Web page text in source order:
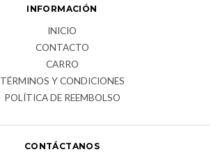
INFORMACIÓN
INICIO
CONTACTO
CARRO
TÉRMINOS Y CONDICIONES
POLÍTICA DE REEMBOLSO
CONTÁCTANOS